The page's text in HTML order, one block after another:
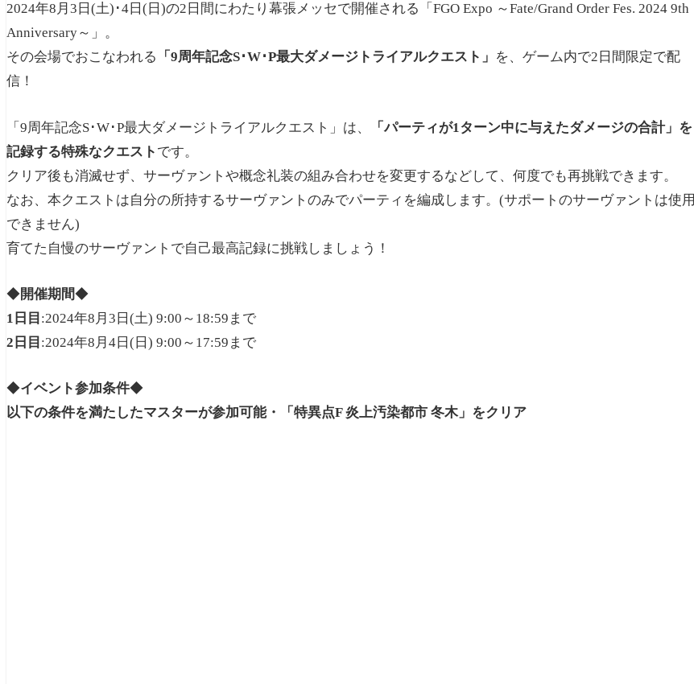
2024年8月3日(土)･4日(日)の2日間にわたり幕張メッセで開催される「FGO Expo ～Fate/Grand Order Fes. 2024 9th
Anniversary～」。
その会場でおこなわれる
「9周年記念S･W･P最大ダメージトライアルクエスト」 を、ゲーム内で2日間限定で配
信！
「9周年記念S･W･P最大ダメージトライアルクエスト」は、
「パーティが1ターン中に与えたダメージの合計」を
記録する特殊なクエスト です。
クリア後も消滅せず、サーヴァントや概念礼装の組み合わせを変更するなどして、何度でも再挑戦できます。
なお、本クエストは自分の所持するサーヴァントのみでパーティを編成します。(サポートのサーヴァントは使用
できません)
育てた自慢のサーヴァントで自己最高記録に挑戦しましょう！
◆開催期間◆
1日目 :2024年8月3日(土) 9:00～18:59まで
2日目 :2024年8月4日(日) 9:00～17:59まで
◆イベント参加条件◆
以下の条件を満たしたマスターが参加可能・「特異点F 炎上汚染都市 冬木」をクリア